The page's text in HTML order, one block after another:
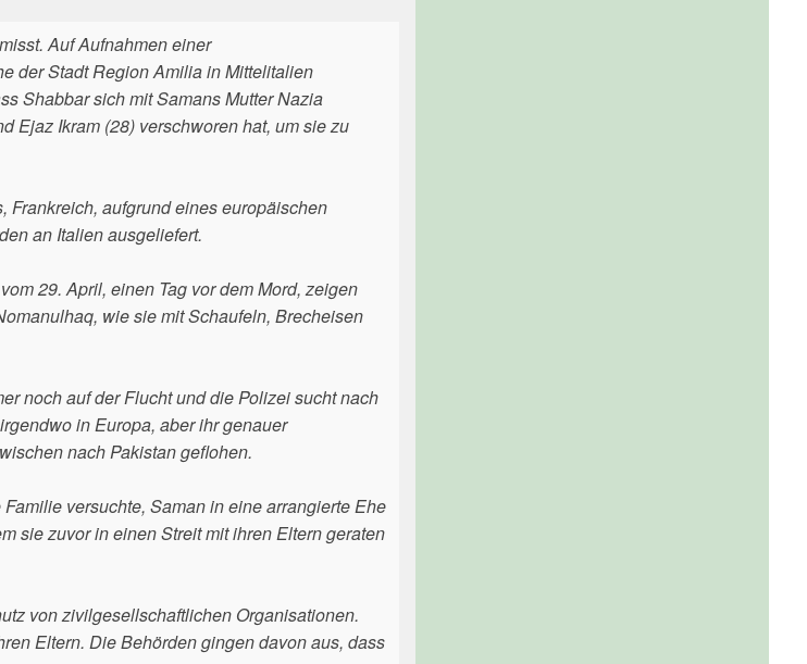
Auf Aufnahmen einer
der Stadt Region Amilia in Mittelitalien
Shabbar sich mit Samans Mutter Nazia
Ejaz Ikram (28) verschworen hat, um sie zu
Frankreich, aufgrund eines europäischen
an Italien ausgeliefert.
29. April, einen Tag vor dem Mord, zeigen
wie sie mit Schaufeln, Brecheisen
noch auf der Flucht und die Polizei sucht nach
in Europa, aber ihr genauer
nach Pakistan geflohen.
versuchte, Saman in eine arrangierte Ehe
sie zuvor in einen Streit mit ihren Eltern geraten
von zivilgesellschaftlichen Organisationen.
Eltern. Die Behörden gingen davon aus, dass